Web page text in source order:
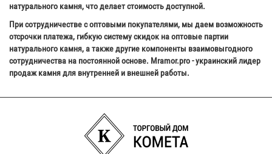
натурального камня, что делает стоимость доступной.
При сотрудничестве с оптовыми покупателями, мы даем возможность
отсрочки платежа, гибкую систему скидок на оптовые партии
натурального камня, а также другие компоненты взаимовыгодного
сотрудничества на постоянной основе. Mramor.pro - украинский лидер
продаж камня для внутренней и внешней работы.